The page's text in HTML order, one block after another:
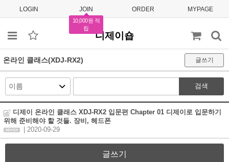
LOGIN JOIN
10,000원 적
립
ORDER MYPAGE
디제이숍
온라인 클래스(XDJ-RX2) 글쓰기
검색
디제이 온라인 클래스 XDJ-RX2 입문편 Chapter 01 디제이로 입문하기
위해 준비해야 할 것들. 장비, 헤드폰
| 2020-09-29
글쓰기